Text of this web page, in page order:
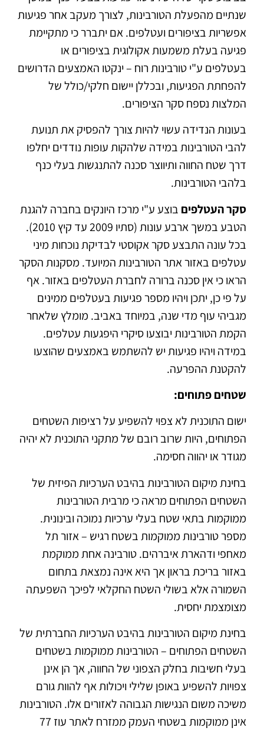
שנתיים מהפעלת הטורבינות, לצורך מעקב אחר פגיעות
אפשריות בציפורים ועטלפים. אם יתברר כי מתקיימת
פגיעה בעלת משמעות אקולוגית בציפורים או
בעטלפים ע"י טורבינות רוח – ינקטו האמצעים הדרושים
להפחתת הפגיעות, ובכללן יישום חלקי/כולל של
המלצות נספח סקר הציפורים.
בעונות הנדידה עשוי להיות צורך להפסיק את תנועת
להבי הטורבינות במידה שלהקות עופות נודדים יחלפו
דרך שטח החווה ותיווצר סכנה להתנגשות בעלי כנף
בלהבי הטורבינות.
סקר העטלפים בוצע ע"י מרכז היונקים בחברה להגנת
הטבע במשך ארבע עונות (סתיו 2009 עד קיץ 2010).
בכל עונה התבצע סקר אקוסטי לבדיקת נוכחות מיני
עטלפים באזור אתר הטורבינות המיועד. מסקנות הסקר
הראו כי אין סכנה ברורה לחברת העטלפים באזור. אף
על פי כן, יתכן ויהיו מספר פגיעות בעטלפים ממינים
מגביהי עוף מדי שנה, במיוחד באביב. מומלץ שלאחר
הקמת הטורבינות יבוצעו סיקרי היפגעות עטלפים.
במידה ויהיו פגיעות יש להשתמש באמצעים שהוצעו
להקטנת ההפרעה.
שטחים פתוחים:
ישום התוכנית לא צפוי להשפיע על רציפות השטחים
הפתוחים, היות שרוב רובם של מתקני התוכנית לא יהיה
מגודר או יהווה חסימה.
בחינת מיקום הטורבינות בהיבט הערכיות הפיזית של
השטחים הפתוחים מראה כי מרבית הטורבינות
ממוקמות בתאי שטח בעלי ערכיות נמוכה ובינונית.
מספר טורבינות ממוקמות בשטח רגיש – אזור תל
מאחפי ודהארת איברהים. טורבינה אחת ממוקמת
באזור בריכת בראון אך היא אינה נמצאת בתחום
השמורה אלא בשולי השטח החקלאי לפיכך השפעתה
מצומצמת יחסית.
בחינת מיקום הטורבינות בהיבט הערכיות החברתית של
השטחים הפתוחים – הטורבינות ממוקמות בשטחים
בעלי חשיבות בחלק הצפוני של החווה, אך הן אינן
צפויות להשפיע באופן שלילי ויכולות אף להוות גורם
משיכה משום הנגישות הגבוהה לאזורים אלו. הטורבינות
אינן ממוקמות בשטחי העמק ממזרח לאתר עוז 77